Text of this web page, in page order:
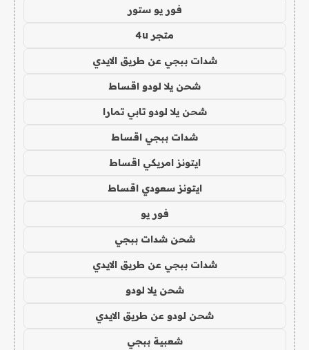
فور يو ستور
متجر 4u
شدات ببجي عن طريق الايدي
شحن يلا لودو اقساط
شحن يلا لودو تابي تمارا
شدات ببجي اقساط
ايتونز امريكي اقساط
ايتونز سعودي اقساط
فور يو
شحن شدات ببجي
شدات ببجي عن طريق الايدي
شحن يلا لودو
شحن لودو عن طريق الايدي
شعبية ببجي